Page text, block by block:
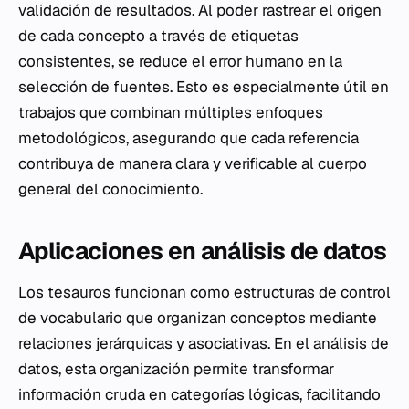
validación de resultados. Al poder rastrear el origen
de cada concepto a través de etiquetas
consistentes, se reduce el error humano en la
selección de fuentes. Esto es especialmente útil en
trabajos que combinan múltiples enfoques
metodológicos, asegurando que cada referencia
contribuya de manera clara y verificable al cuerpo
general del conocimiento.
Aplicaciones en análisis de datos
Los tesauros funcionan como estructuras de control
de vocabulario que organizan conceptos mediante
relaciones jerárquicas y asociativas. En el análisis de
datos, esta organización permite transformar
información cruda en categorías lógicas, facilitando